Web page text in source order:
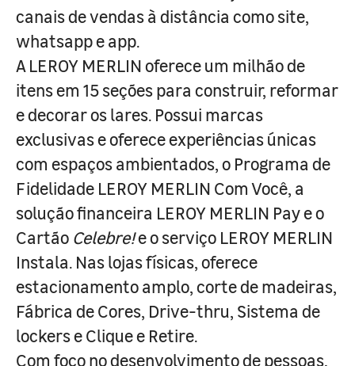
canais de vendas à distância como site,
whatsapp e app.
A LEROY MERLIN oferece um milhão de
itens em 15 seções para construir, reformar
e decorar os lares. Possui marcas
exclusivas e oferece experiências únicas
com espaços ambientados, o Programa de
Fidelidade LEROY MERLIN Com Você, a
solução financeira LEROY MERLIN Pay e o
Cartão Celebre!e o serviço LEROY MERLIN
Instala. Nas lojas físicas, oferece
estacionamento amplo, corte de madeiras,
Fábrica de Cores, Drive-thru, Sistema de
lockers e Clique e Retire.
Com foco no desenvolvimento de pessoas,